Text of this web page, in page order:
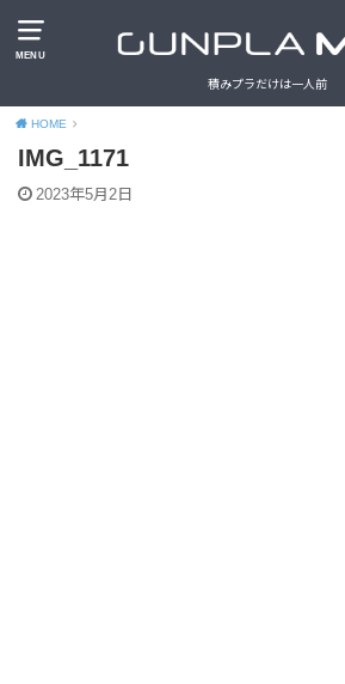
MENU
積みプラだけは一人前
HOME
IMG_1171
2023年5月2日